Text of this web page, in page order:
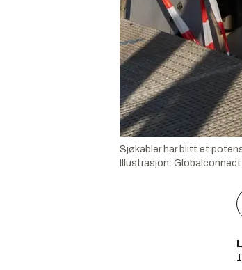
Sjøkabler har blitt et
Illustrasjon: Globalconnect